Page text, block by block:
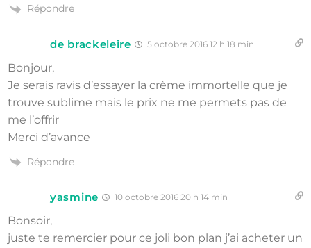
Répondre
de brackeleire 5 octobre 2016 12 h 18 min
Bonjour,
Je serais ravis d’essayer la crème immortelle que je
trouve sublime mais le prix ne me permets pas de
me l’offrir
Merci d’avance
Répondre
yasmine 10 octobre 2016 20 h 14 min
Bonsoir,
juste te remercier pour ce joli bon plan j’ai acheter un